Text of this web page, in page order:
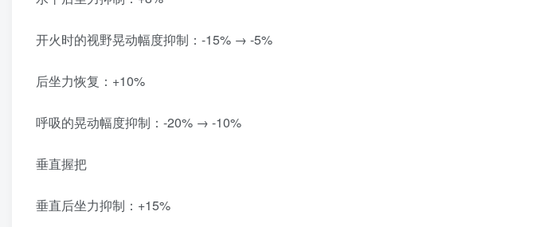
开火时的视野晃动幅度抑制：-15% → -5%
后坐力恢复：+10%
呼吸的晃动幅度抑制：-20% → -10%
垂直握把
垂直后坐力抑制：+15%